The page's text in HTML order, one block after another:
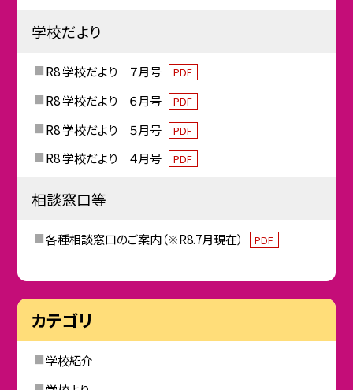
学校だより
R8 学校だより ７月号 PDF
R8 学校だより ６月号 PDF
R8 学校だより ５月号 PDF
R8 学校だより ４月号 PDF
相談窓口等
各種相談窓口のご案内（※R8.7月現在） PDF
カテゴリ
学校紹介